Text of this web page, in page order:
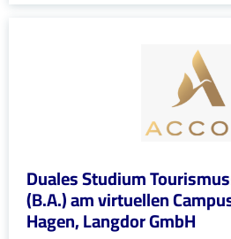
Duales Studium
(B.A.) am virtuellen
Hagen, Langdor GmbH